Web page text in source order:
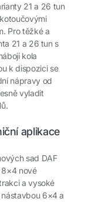
21 a 26 tun
Pro těžké a
21 a 26 tun s
kola
k dispozici se
nápravy od
vyladit
aplikace
sad DAF
8×4 nové
a vysoké
6×4 a